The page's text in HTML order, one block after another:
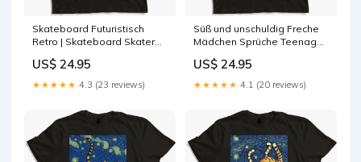
Skateboard Futuristisch
Retro | Skateboard Skater
US$ 24.95
★★★★★ 4.3 (23 reviews)
Süß und unschuldig Freche
Mädchen Sprüche Teenager
US$ 24.95
★★★★★ 4.1 (20 reviews)